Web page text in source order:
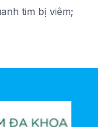
tim bị viêm;